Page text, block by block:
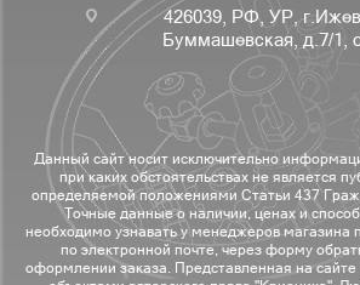
426039, РФ, УР,
Буммашевская, д.7/1,
Данный сайт носит исключительно
при каких обстоятельствах не является
определяемой положениями Статьи 437
Точные данные о наличии, ценах и
необходимо узнавать у менеджеров магазина
по электронной почте, через форму
оформлении заказа. Представленная на